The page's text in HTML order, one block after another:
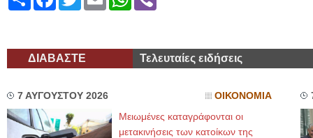
ΔΙΑΒΑΣΤΕ Τελευταίες ειδήσεις
7 ΑΥΓΟΥΣΤΟΥ 2026 ΟΙΚΟΝΟΜΙΑ
Μειωμένες καταγράφονται οι
μετακινήσεις των κατοίκων της